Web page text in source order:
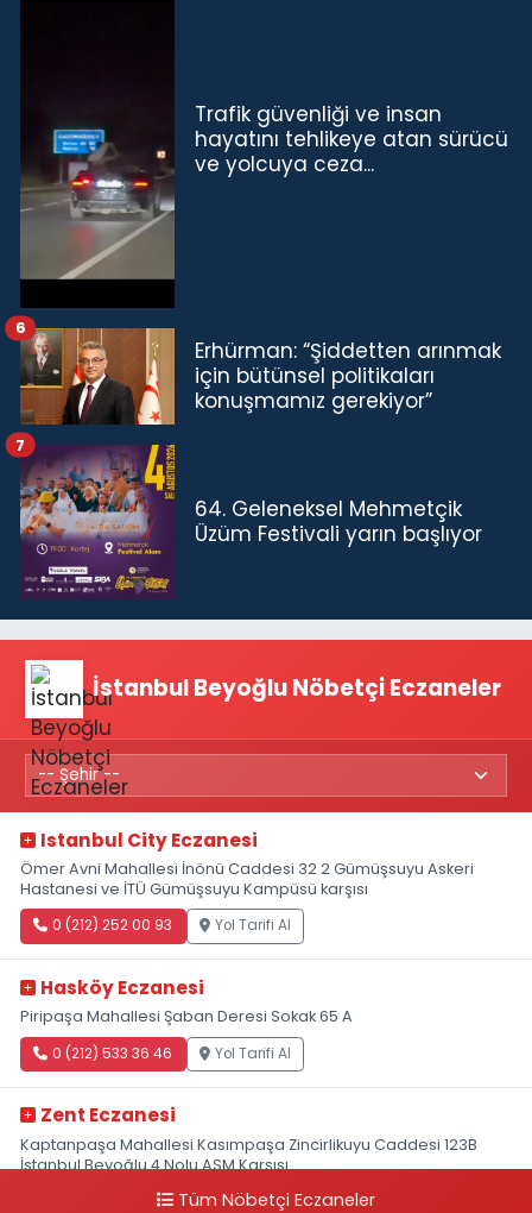
Trafik güvenliği ve insan
hayatını tehlikeye atan sürücü
ve yolcuya ceza...
Erhürman: “Şiddetten arınmak
için bütünsel politikaları
konuşmamız gerekiyor”
6
64. Geleneksel Mehmetçik
Üzüm Festivali yarın başlıyor
7
İstanbul Beyoğlu Nöbetçi Eczaneler
Istanbul City Eczanesi
Ömer Avni Mahallesi İnönü Caddesi 32 2 Gümüşsuyu Askeri
Hastanesi ve İTÜ Gümüşsuyu Kampüsü karşısı
0 (212) 252 00 93 Yol Tarifi Al
Hasköy Eczanesi
Piripaşa Mahallesi Şaban Deresi Sokak 65 A
0 (212) 533 36 46 Yol Tarifi Al
Zent Eczanesi
Kaptanpaşa Mahallesi Kasımpaşa Zincirlikuyu Caddesi 123B
İstanbul Beyoğlu 4 Nolu ASM Karşısı
0 (212) 297 96 92 Yol Tarifi Al
Tüm Nöbetçi Eczaneler